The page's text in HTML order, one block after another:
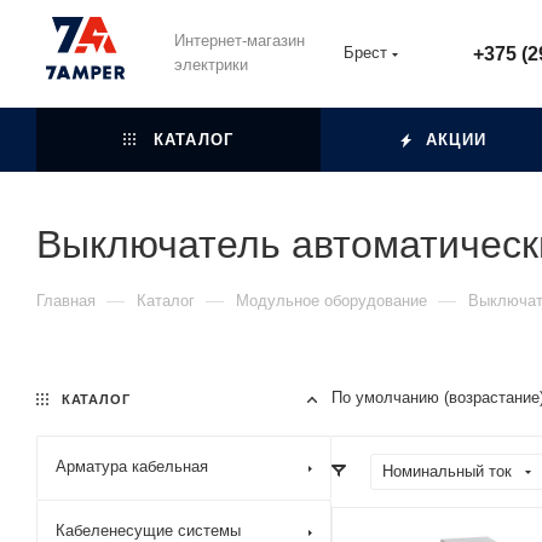
Интернет-магазин
электрики
Брест +375
КАТАЛОГ АКЦИИ
Выключатель
Главная — Каталог — Модульное оборудование —
По умолчанию
Номинальный ток
КАТАЛОГ
Арматура кабельная
Кабеленесущие системы